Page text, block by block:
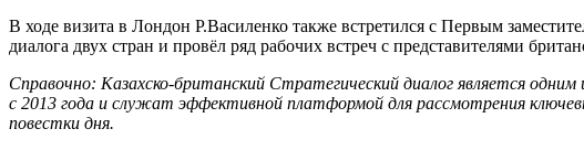
В ходе визита в Лондон Р.Василенко также встретился с Первым
диалога двух стран и провёл ряд рабочих встреч с представителями
Справочно: Казахско-британский Стратегический диалог является
с 2013 года и служат эффективной платформой для рассмотрения
повестки дня.